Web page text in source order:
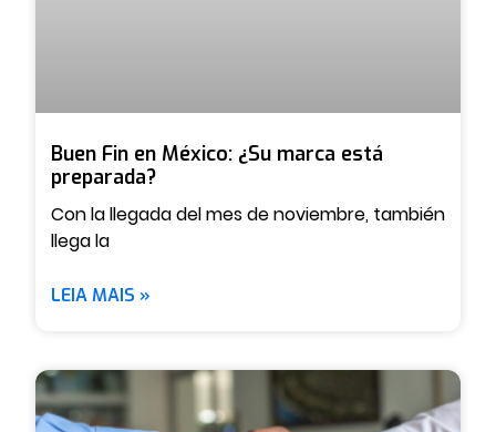
Buen Fin en México: ¿Su marca está
preparada?
Con la llegada del mes de noviembre, también
llega la
LEIA MAIS »